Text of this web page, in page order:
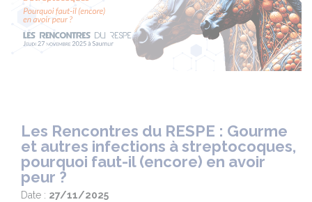
Les Rencontres du RESPE : Gourme
et autres infections à streptocoques,
pourquoi faut-il (encore) en avoir
peur ?
Date : 27/11/2025